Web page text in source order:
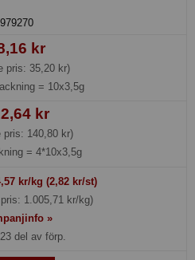
979270
kr
pris: 35,20 kr)
= 10x3,5g
kr
pris: 140,80 kr)
= 4*10x3,5g
kr/kg (2,82 kr/st)
1.005,71 kr/kg)
»
del av förp.